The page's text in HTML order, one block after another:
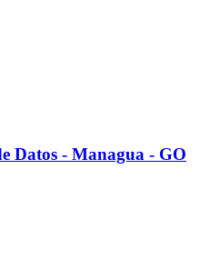
Datos - Managua - GO